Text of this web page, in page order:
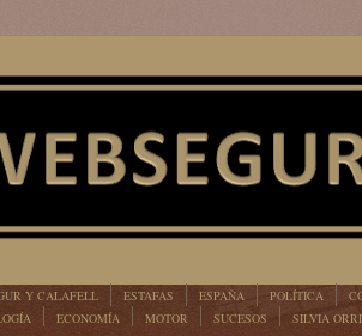
Y CALAFELL ESTAFAS ESPAÑA POLÍTICA
ECONOMÍA MOTOR SUCESOS SILVIA